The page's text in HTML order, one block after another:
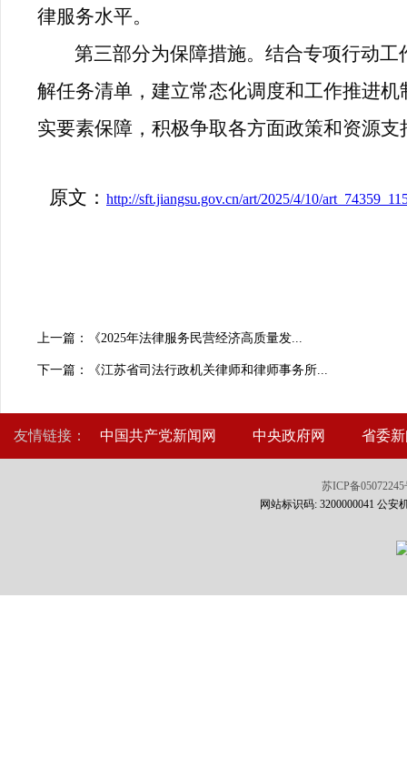
律服务水平。
第三部分为保障措施。结合专项行动
解任务清单，建立常态化调度和工作推进
实要素保障，积极争取各方面政策和资源
原文： http://sft.jiangsu.gov.cn/art/2025/4/10/
上一篇：《2025年法律服务民营经济高质量发...
下一篇：《江苏省司法行政机关律师和律师事务所...
友情链接： 中国共产党新闻网 中央政府网 省委
苏ICP备05072245
网站标识码: 3200000041 公安